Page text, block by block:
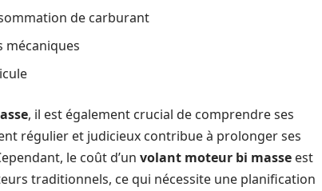
de carburant
mécaniques
, il est également crucial de comprendre ses
régulier et judicieux contribue à prolonger ses
le coût d’un volant moteur bi masse est
traditionnels, ce qui nécessite une planification